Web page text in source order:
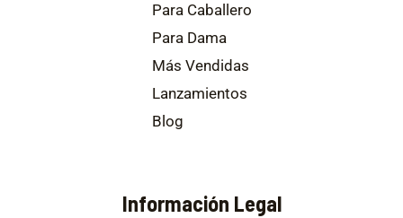
Para Caballero
Para Dama
Más Vendidas
Lanzamientos
Blog
Información Legal